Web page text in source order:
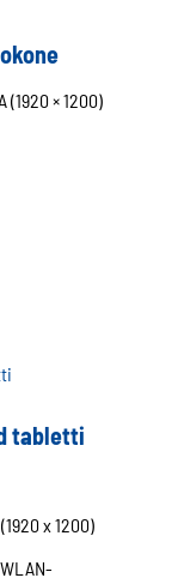
(1920 × 1200)
tabletti
x 1200)